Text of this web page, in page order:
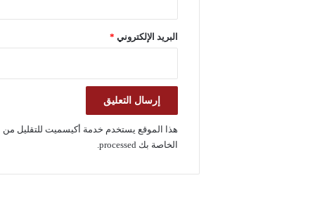
البريد الإلكتروني *
هذا الموقع يستخدم خدمة أكيسميت للتقليل من
الخاصة بك processed